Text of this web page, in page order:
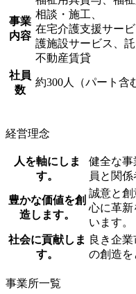
事業
内容
相談・施工、
在宅介護支援サー
護施設サービス、託
不動産賃貸
社員
数
約300人（パート含
経営理念
人を軸にしま
す。
健全な事
員と関
豊かな価値を創
造します。
誠意と創
心に革新
います。
社会に貢献しま
す。
良き企
の創造を
事業所一覧